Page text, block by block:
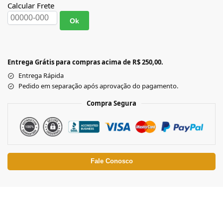
Calcular Frete
Ok
Entrega Grátis para compras acima de R$ 250,00.
Entrega Rápida
Pedido em separação após aprovação do pagamento.
Compra Segura
Fale Conosco